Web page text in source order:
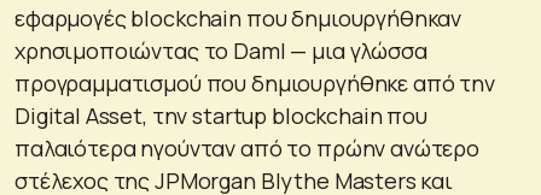
εφαρμογές blockchain που δημιουργήθηκαν
χρησιμοποιώντας το Daml — μια γλώσσα
προγραμματισμού που δημιουργήθηκε από την
Digital Asset, την startup blockchain που
παλαιότερα ηγούνταν από το πρώην ανώτερο
στέλεχος της JPMorgan Blythe Masters και